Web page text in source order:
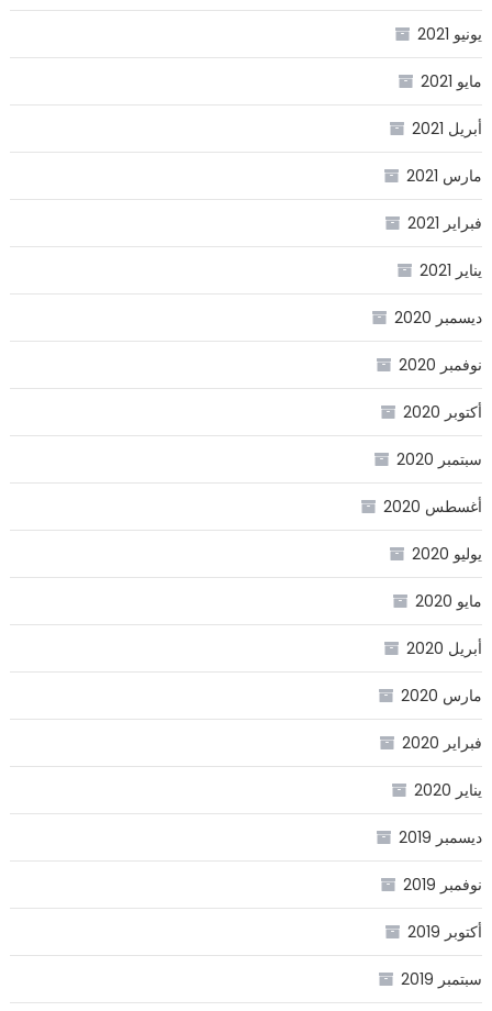
يونيو 2021
مايو 2021
أبريل 2021
مارس 2021
فبراير 2021
يناير 2021
ديسمبر 2020
نوفمبر 2020
أكتوبر 2020
سبتمبر 2020
أغسطس 2020
يوليو 2020
مايو 2020
أبريل 2020
مارس 2020
فبراير 2020
يناير 2020
ديسمبر 2019
نوفمبر 2019
أكتوبر 2019
سبتمبر 2019